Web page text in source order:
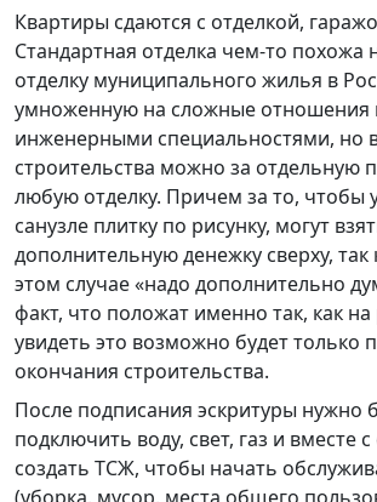
Квартиры сдаются с отделкой,
Стандартная отделка чем-то похожа
отделку муниципального жилья в
умноженную на сложные отношения
инженерными специальностями, но
строительства можно за отдельную
любую отделку. Причем за то, чтобы
санузле плитку по рисунку, могут
дополнительную денежку сверху, так
этом случае «надо дополнительно
факт, что положат именно так, как на
увидеть это возможно будет только
окончания строительства.
После подписания эскритуры нужно
подключить воду, свет, газ и вместе
создать ТСЖ, чтобы начать